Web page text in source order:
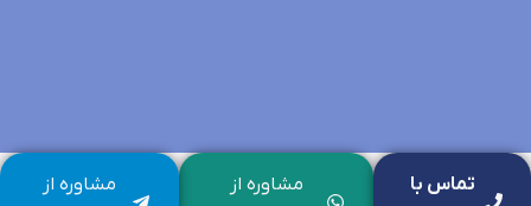
مشاوره از
مشاوره از
تماس با